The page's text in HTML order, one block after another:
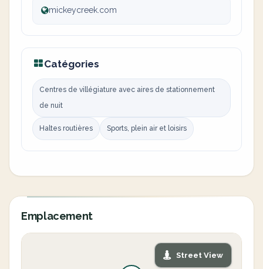
mickeycreek.com
Catégories
Centres de villégiature avec aires de stationnement
de nuit
Haltes routières Sports, plein air et loisirs
Emplacement
Street View